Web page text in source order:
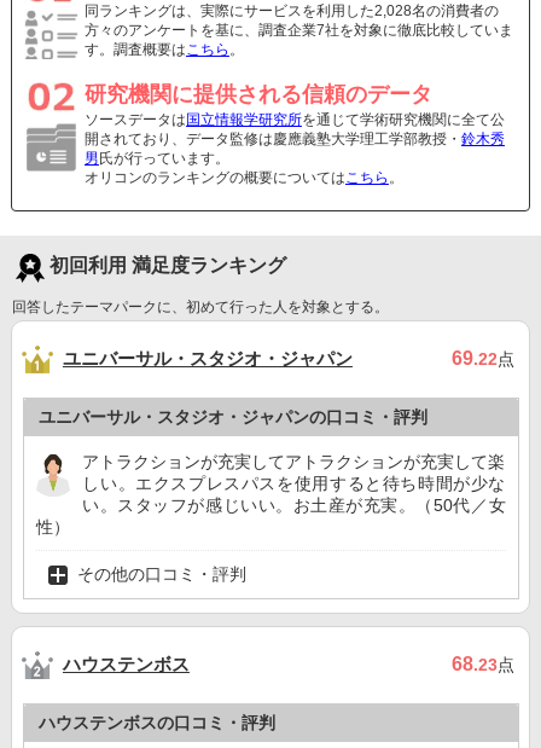
同ランキングは、実際にサービスを利用した2,028名の消費者の
方々のアンケートを基に、調査企業7社を対象に徹底比較していま
す。調査概要はこちら 。
研究機関に提供される信頼のデータ
ソースデータは 国立情報学研究所を通じて学術研究機関に全て公
開されており、データ監修は慶應義塾大学理工学部教授・ 鈴木秀
男 氏が行っています。
オリコンのランキングの概要についてはこちら 。
初回利用 満足度ランキング
回答したテーマパークに、初めて行った人を対象とする。
ユニバーサル・スタジオ・ジャパン 69.22点
ユニバーサル・スタジオ・ジャパンの口コミ・評判
アトラクションが充実してアトラクションが充実して楽
しい。エクスプレスパスを使用すると待ち時間が少な
い。スタッフが感じいい。お土産が充実。（50代／女
性）
その他の口コミ・評判
ハウステンボス 68.23点
ハウステンボスの口コミ・評判